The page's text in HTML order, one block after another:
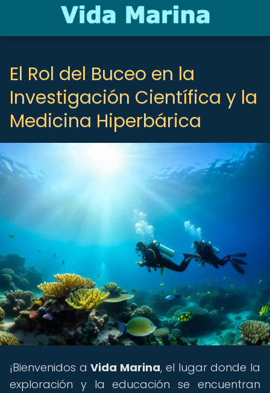
El Rol del Buceo en la
Investigación Científica y la
Medicina Hiperbárica
¡Bienvenidos aVida Marina, el lugar donde la
exploración y la educación se encuentran